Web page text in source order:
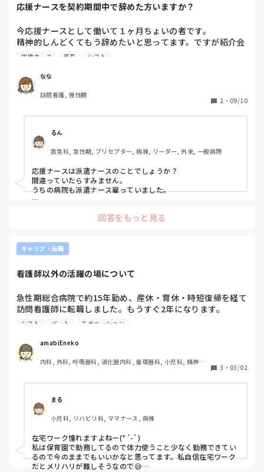
応援ナースを契約期間中で辞めた方いますか？
今応援ナースとして働いて１ヶ月ちょいの者です。
精神的しんどくてもう辞めたいと思ってます。ですが紹介会
社を通していることや、シフトがすでに決まっていることか
応援ナースを契約期間未満で辞めた方いたらどのようにして
辞めたか、流れを聞きたいです。よろしくお願いします。
辞めたのか、スタッフの反応、など)
応援ナース 部長 シフト
なな
訪問看護, 慢性期
2 ・ 09/10
るん
救急科, 急性期, プリセプター, 病棟, リーダー, 外来, 一般病院
応援ナースは派遣ナースのことでしょうか？
間違っていたらすみません。
うちの病院も派遣ナース雇っていました。
紹介会社、その職場の師長さんに伝えて辞めたい故を伝えまし
回答をもっと見る
キャリア・転職
看護師以外の活躍の場について
急性期総合病院で約15年勤め、産休・育休・時短復帰を経て
訪問看護師に転職しました。もうすぐ2年になります。
現在はオンコールの有無も選択できるしシフトも割と自由に
く勤めていくことに不安を感じます。主に体力面です。
副業としてライターやWEBデザインなど色々と挑戦していま
すが、まだまだ実績がないため収入といえる程のものには繋
将来的には在宅ワークメインにしていきたいと考えておりま
看護師以外(看護の資格を活かせる職でも可)で現在活躍され
ておられる方
どのようにその道筋を築いてきたか、ご教示いただけますで
しょうか？よろしくお願いいたします🙇‍♀️
シフト パート モチベーション
amabiEneko
内科, 外科, 呼吸器科, 消化器内科, 循環器科, 小児科, 精神科,
棟, 訪問看護, リーダー, 神経内科, 脳神経外科, 消化器外科,
3 ・ 03/02
まる
小児科, リハビリ科, ママナース, 病棟
在宅ワーク憧れますよねー(*´-`)
私は保育園で勤務してるので体力使うこと少なく勤務できてい
るので今のままでもいいかなと思ってます。私自信在宅ワーク
だとメリハリが難しそうなので😅